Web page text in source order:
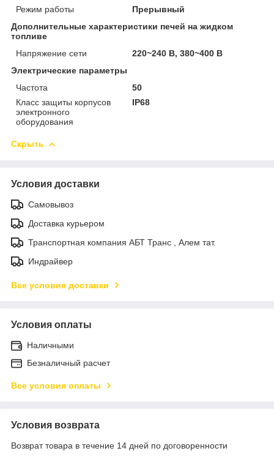
Режим работы
Прерывный
Дополнительные характеристики печей на жидком
топливе
Напряжение сети
220~240 В, 380~400 В
Электрические параметры
Частота
50
Класс защиты корпусов
электронного
оборудования
IP68
Скрыть
Условия доставки
Самовывоз
Доставка курьером
Транспортная компания АБТ Транс , Алем тат.
Индрайвер
Все условия доставки
Условия оплаты
Наличными
Безналичный расчет
Все условия оплаты
Условия возврата
Возврат товара в течение 14 дней по договоренности